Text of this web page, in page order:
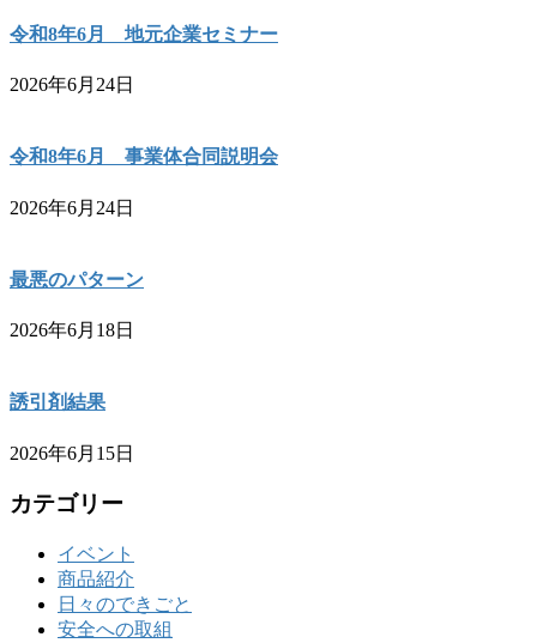
令和8年6月 地元企業セミナー
2026年6月24日
令和8年6月 事業体合同説明会
2026年6月24日
最悪のパターン
2026年6月18日
誘引剤結果
2026年6月15日
カテゴリー
イベント
商品紹介
日々のできごと
安全への取組